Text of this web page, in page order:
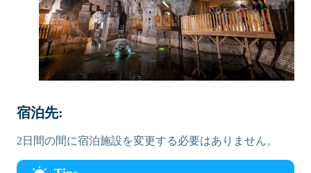
宿泊先:
2日間の間に宿泊施設を変更する必要はありません。